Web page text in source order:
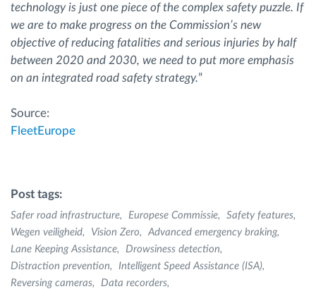
technology is just one piece of the complex safety puzzle. If
we are to make progress on the Commission’s new
objective of reducing fatalities and serious injuries by half
between 2020 and 2030, we need to put more emphasis
on an integrated road safety strategy.”
Source:
FleetEurope
Post tags:
Safer road infrastructure Europese Commissie
Safety features
Wegen veiligheid
Vision Zero
Advanced emergency braking
Lane Keeping Assistance
Drowsiness detection
Distraction prevention
Intelligent Speed Assistance (ISA)
Reversing cameras
Data recorders